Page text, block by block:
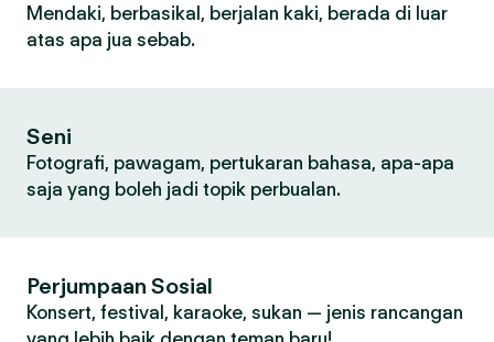
Mendaki, berbasikal, berjalan kaki, berada di luar
atas apa jua sebab.
Seni
Fotografi, pawagam, pertukaran bahasa, apa-apa
saja yang boleh jadi topik perbualan.
Perjumpaan Sosial
Konsert, festival, karaoke, sukan — jenis rancangan